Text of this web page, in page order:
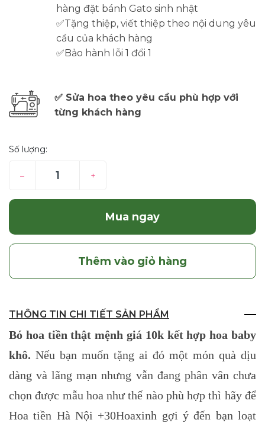
hàng đặt bánh Gato sinh nhật
✅Tặng thiệp, viết thiệp theo nội dung yêu
cầu của khách hàng
✅Bảo hành lỗi 1 đổi 1
✅ Sửa hoa theo yêu cầu phù hợp với
từng khách hàng
Số lượng:
– +
Mua ngay
Thêm vào giỏ hàng
THÔNG TIN CHI TIẾT SẢN PHẨM
Bó hoa tiền thật mệnh giá 10k kết hợp hoa baby
khô. Nếu bạn muốn tặng ai đó một món quà dịu
dàng và lãng mạn nhưng vẫn đang phân vân chưa
chọn được mẫu hoa như thế nào phù hợp thì hãy để
Hoa tiền Hà Nội +30Hoaxinh gợi ý đến bạn loạt